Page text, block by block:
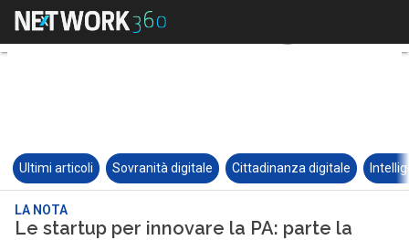
Ultimi articoli Sovranità digitale Cittadinanza digitale
LA NOTA
Le startup per innovare la PA: parte la